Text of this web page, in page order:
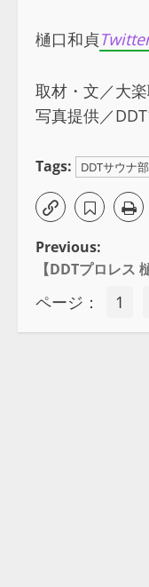
樋口和貞
取材・文／大
写真提供／
Tags: DDTサウナ部
Previous:
【DDTプロレス
ページ： 1